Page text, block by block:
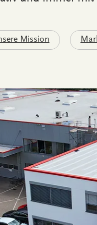
Mission